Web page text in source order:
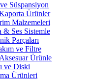
Süspansiyon
Ürünler
Malzemeleri
Ses Sistemle
Parçaları
ve Filtre
Ürünle
ve Diski
Ürünleri